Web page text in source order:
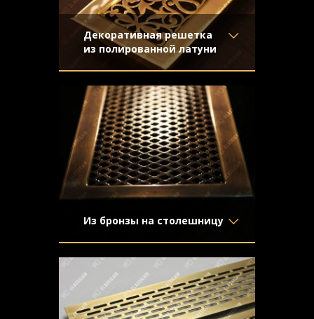
Декоративная решетка
из полированной латуни
Материал- Латунь
Отделка- Полированная
латунь
Узор-
Конструкция- С накладной
рамкой
отверстие для прохода тёплого воздуха
от радиатора в пространство над
подоконником
Из бронзы на столешницу
Материал- Латунь
Отделка- Старение с
эффектом затёртости
Узор
- Крестоцвет
Конструкция- С накладной
рамкой
накладной рамкой